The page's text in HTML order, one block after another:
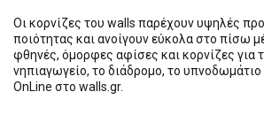
Οι κορνίζες του walls παρέχουν υψηλές
ποιότητας και ανοίγουν εύκολα στο πίσω
φθηνές, όμορφες αφίσες και κορνίζες για
νηπιαγωγείο, το διάδρομο, το υπνοδωμάτιο
OnLine στο walls.gr.